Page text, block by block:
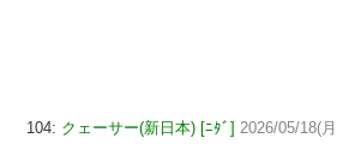
104: クェーサー(新日本) [ﾆﾀﾞ] 2026/05/18(